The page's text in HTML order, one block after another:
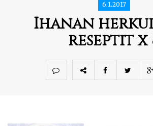
6.1.2017
Ihanan
reseptit x